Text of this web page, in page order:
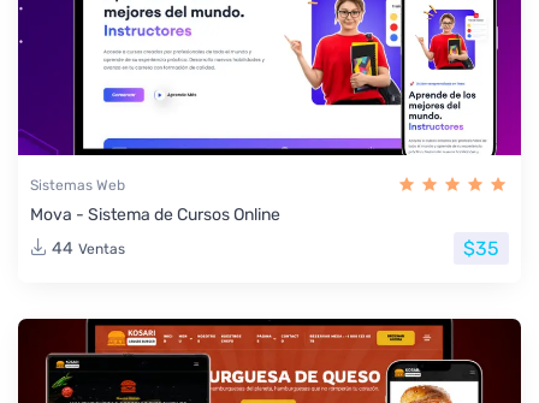
Sistemas Web
Mova - Sistema de Cursos Online
44 Ventas $35